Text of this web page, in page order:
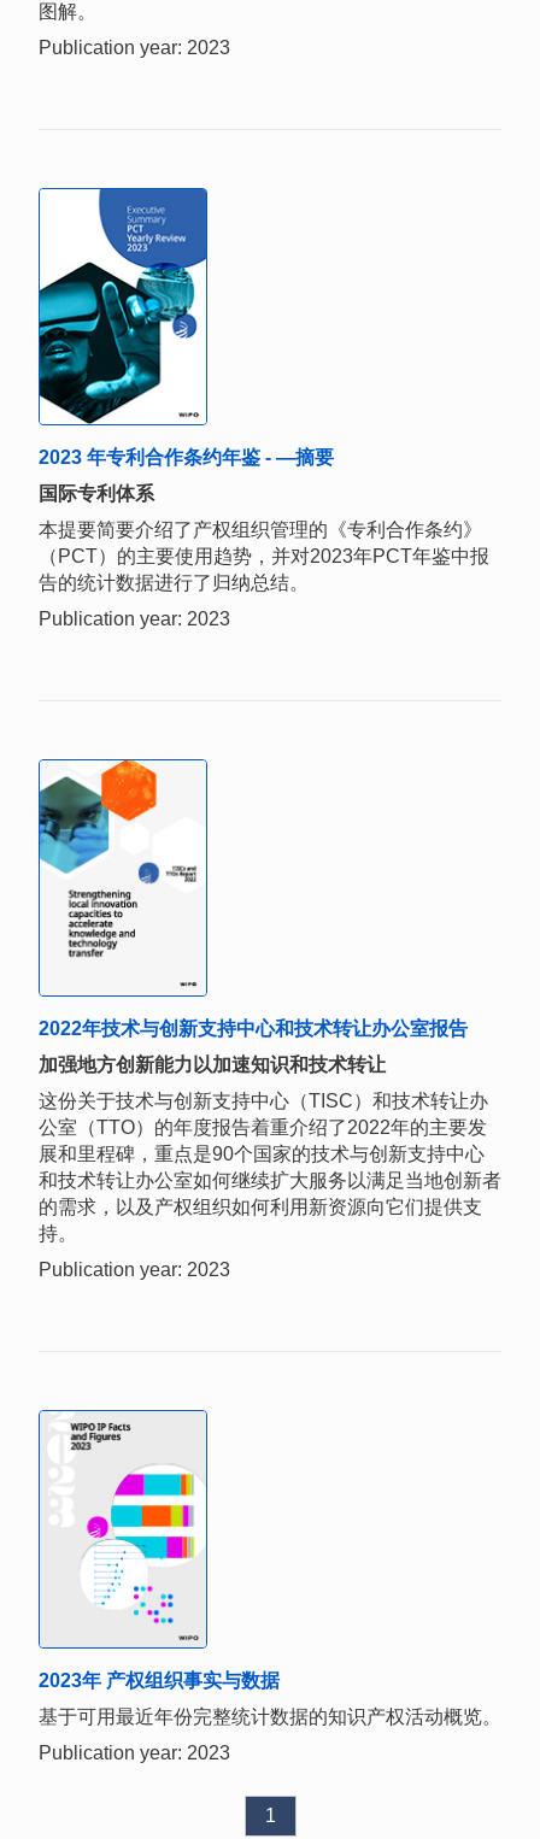
图解。
Publication year: 2023
2023 年专利合作条约年鉴 - —摘要
国际专利体系
本提要简要介绍了产权组织管理的《专利合作条约》
（PCT）的主要使用趋势，并对2023年PCT年鉴中报
告的统计数据进行了归纳总结。
Publication year: 2023
2022年技术与创新支持中心和技术转让办公室报告
加强地方创新能力以加速知识和技术转让
这份关于技术与创新支持中心（TISC）和技术转让办
公室（TTO）的年度报告着重介绍了2022年的主要发
展和里程碑，重点是90个国家的技术与创新支持中心
和技术转让办公室如何继续扩大服务以满足当地创新者
的需求，以及产权组织如何利用新资源向它们提供支
持。
Publication year: 2023
2023年 产权组织事实与数据
基于可用最近年份完整统计数据的知识产权活动概览。
Publication year: 2023
1